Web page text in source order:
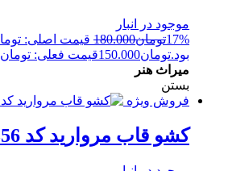
موجود در انبار
17%تومان180.000
بود.تومان150.000قیمت فعلی: تومان150.000.
میراث هنر
بستن
فروش ویژه
کشو قاب مروارید کد 356